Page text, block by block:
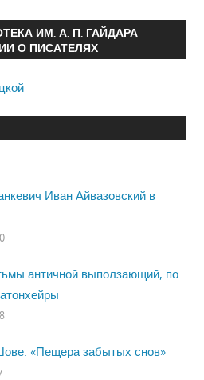
ИМ. А. П. ГАЙДАРА
О ПИСАТЕЛЯХ
Иван Айвазовский в
античной выползающий, по
«Пещера забытых снов»